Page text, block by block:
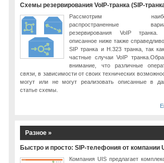
Схемы резервирования VoIP-транка (SIP-
Рассмотрим
распространенные
резервирования VoIP транка.
описанное ниже также
SIP транка и H.323 транка, так
частные случаи VoIP
внимание, что различные
связи, в зависимости от своих технических
могут или не могут реализовать описанные в
статье схемы.
Разное »
Быстро и просто: SIP-телефония от компании
Компания UIS предлагает